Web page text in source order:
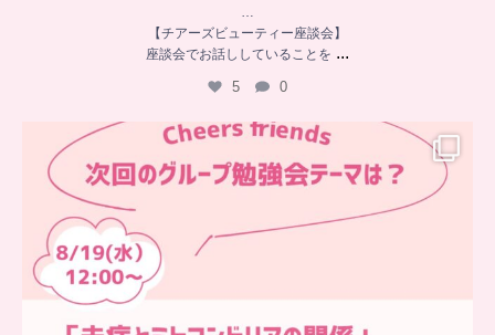
…
【チアーズビューティー座談会】
座談会でお話ししていることを ...
5 0
…
グループ勉強会